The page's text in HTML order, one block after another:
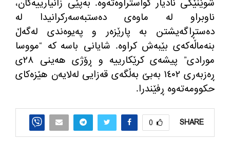
شوێنێکی نادیار گواستراوەتەوە. به‌پێی زانیارییه‌كان،
ناوبراو لە ماوەی دەستبەسەرکرانیدا لە
دەستڕاگەیشتن بە پارێزەر و پەیوەندی له‌گه‌ڵ
بنه‌ماڵه‌كه‌ی بێبەش كراوه‌. شایانی باسه‌ كه‌ “مووسا
مورادی” پیشه‌ی كرێكارییه‌ و ڕۆژی هه‌ینی ٢٨ی
ڕه‌زبه‌ری ١٤٠٢ به‌بێ به‌ڵگه‌ی قه‌زایی له‌لایه‌ن هێزه‌كای
حكوومه‌ته‌وه‌ ڕفێندرا.
SHARE
0